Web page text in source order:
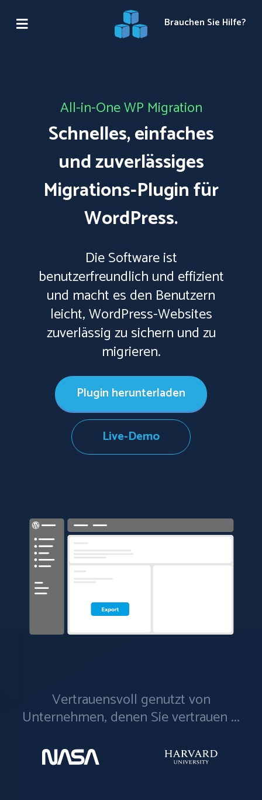
Brauchen Sie Hilfe?
All-in-One WP Migration
Schnelles, einfaches
und zuverlässiges
Migrations-Plugin für
WordPress.
Die Software ist
benutzerfreundlich und effizient
und macht es den Benutzern
leicht, WordPress-Websites
zuverlässig zu sichern und zu
migrieren.
Plugin herunterladen
Live-Demo
Vertrauensvoll genutzt von
Unternehmen, denen Sie vertrauen ...